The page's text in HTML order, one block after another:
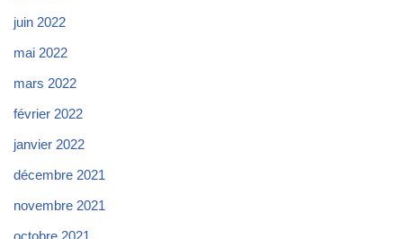
juin 2022
mai 2022
mars 2022
février 2022
janvier 2022
décembre 2021
novembre 2021
octobre 2021